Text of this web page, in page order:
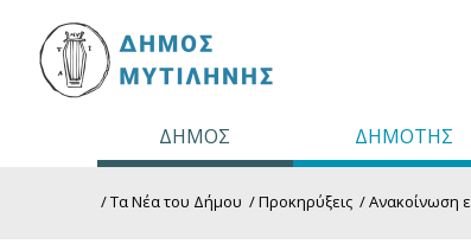
ΔΗΜΟΣ ΔΗΜΟΤΗΣ
/Τα Νέα του Δήμου /Προκηρύξεις /Ανακοίνωση